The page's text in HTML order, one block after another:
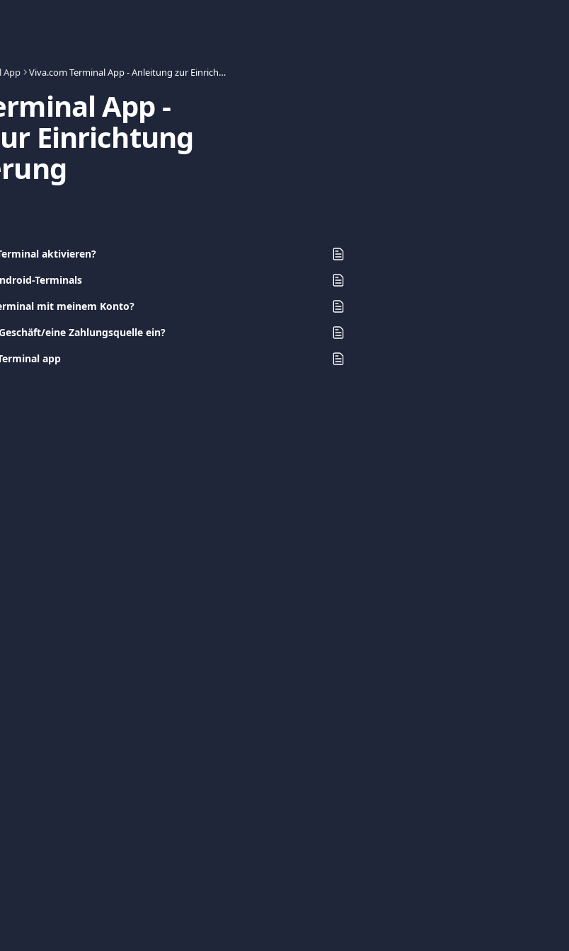
App Viva.com Terminal App - Anleitung zur Einrichtung und Aktivierung
App -
Einrichtung
aktivieren?
Terminals
mit meinem Konto?
eine Zahlungsquelle ein?
app